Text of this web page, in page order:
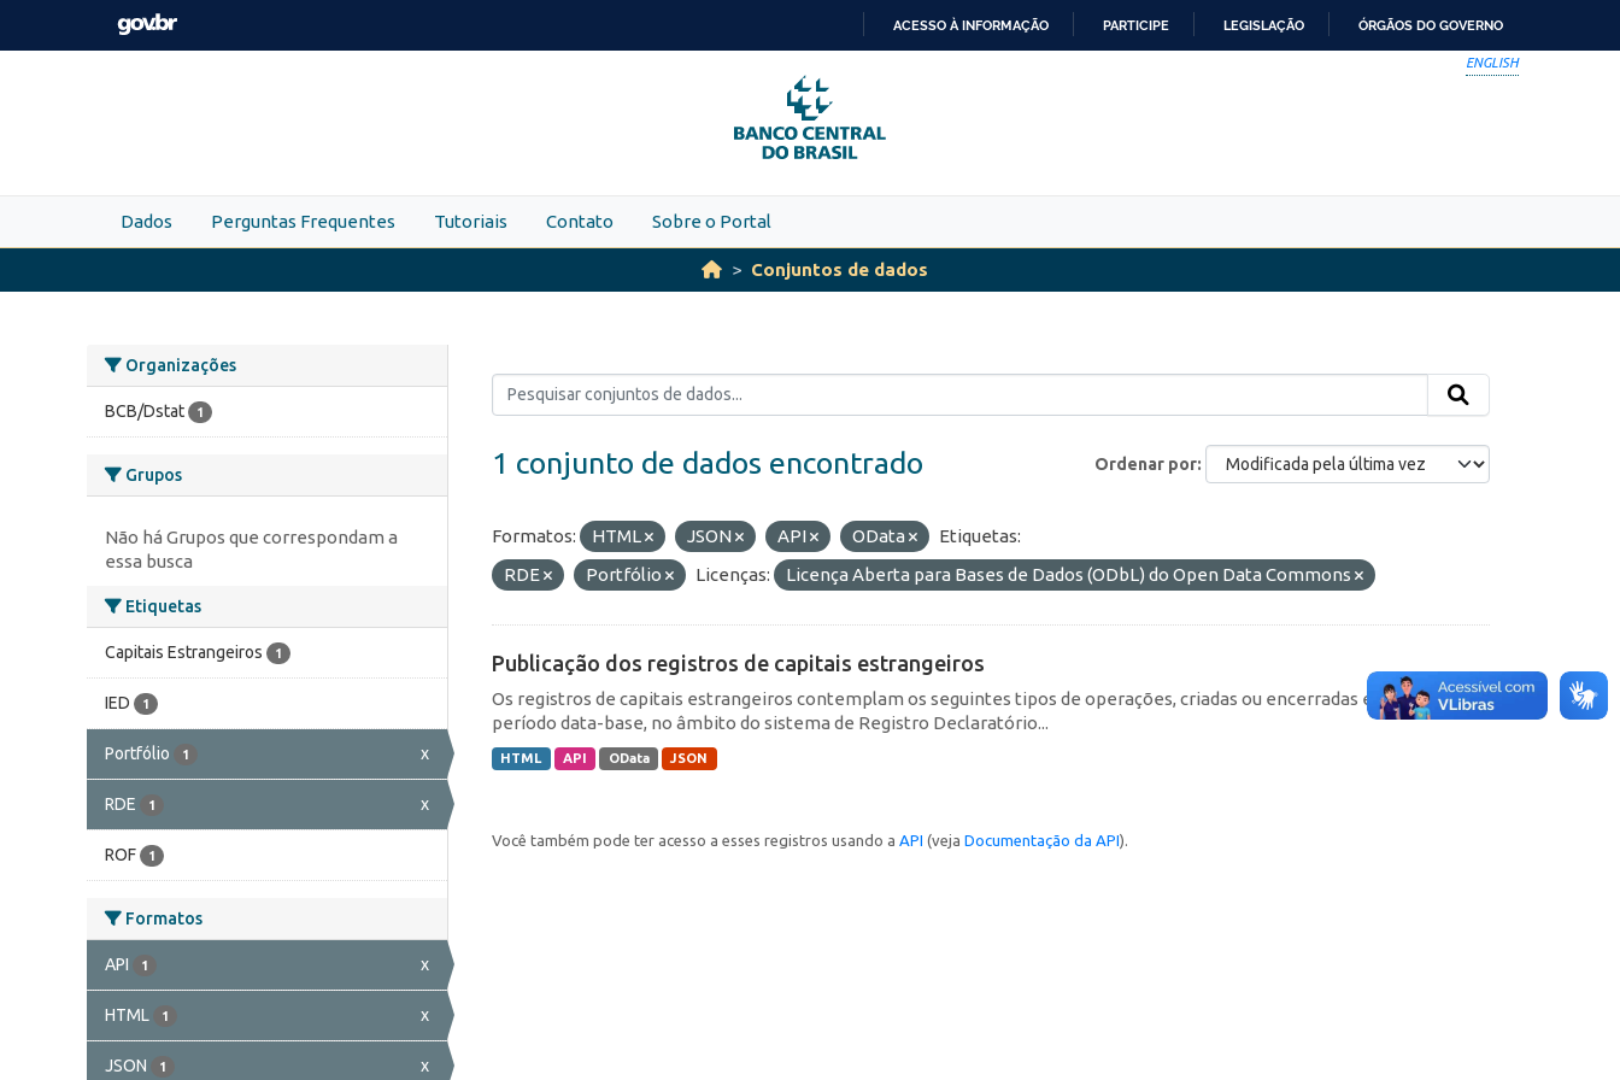
Skip to main content
PARA
O
CONTEÚDO
ACESSO À INFORMAÇÃO PARTICIPE LEGISLAÇÃO ÓRGÃOS DO GOVERNO
ENGLISH
Dados Perguntas Frequentes Tutoriais Contato Sobre o Portal
Conjuntos de dados
Organizações
BCB/Dstat 1
Grupos
Não há Grupos que correspondam a
essa busca
Etiquetas
Capitais Estrangeiros 1
IED 1
Portfólio 1 x
RDE 1 x
ROF 1
Formatos
API 1 x
HTML 1 x
JSON 1 x
Ordenar por
1 conjunto de dados encontrado
Formatos: HTML JSON API OData
Etiquetas:
RDE
Portfólio Licenças: Licença Aberta para Bases de Dados (ODbL) do Open Data Commons
Publicação dos registros de capitais estrangeiros
Os registros de capitais estrangeiros contemplam os seguintes tipos de operações, criadas ou encerradas em cada
período data-base, no âmbito do sistema de Registro Declaratório...
HTML API OData JSON
Você também pode ter acesso a esses registros usando a API (veja Documentação da API).